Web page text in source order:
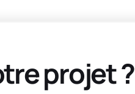
projet ?